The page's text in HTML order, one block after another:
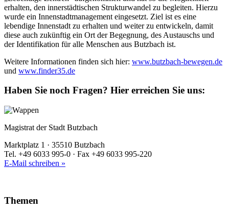
erhalten, den innerstädtischen Strukturwandel zu begleiten. Hierzu
wurde ein Innenstadtmanagement eingesetzt. Ziel ist es eine
lebendige Innenstadt zu erhalten und weiter zu entwickeln, damit
diese auch zukünftig ein Ort der Begegnung, des Austauschs und
der Identifikation für alle Menschen aus Butzbach ist.
Weitere Informationen finden sich hier: www.butzbach-bewegen.de
und www.finder35.de
Haben Sie noch Fragen? Hier erreichen Sie uns:
Magistrat der Stadt Butzbach
Marktplatz 1 · 35510 Butzbach
Tel. +49 6033 995-0 · Fax +49 6033 995-220
E-Mail schreiben »
Themen